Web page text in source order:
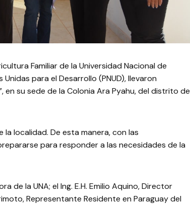
Familiar de la Universidad Nacional de
para el Desarrollo (PNUD), llevaron
en su sede de la Colonia Ara Pyahu, del distrito de
localidad. De esta manera, con las
para responder a las necesidades de la
de la UNA; el Ing. E.H. Emilio Aquino, Director
Representante Residente en Paraguay del